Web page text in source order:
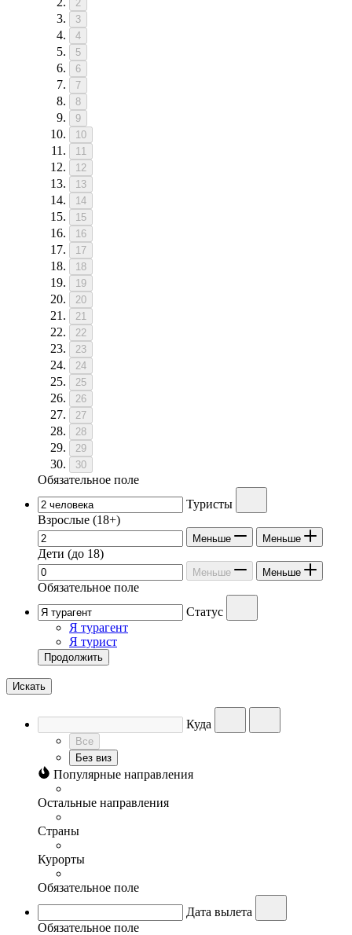
2
3
4
5
6
7
8
9
10
11
12
13
14
15
16
17
18
19
20
21
22
23
24
25
26
27
28
29
30
Обязательное поле
Туристы
Взрослые (18+)
Меньше Меньше
Дети (до 18)
Меньше Меньше
Обязательное поле
Статус
Я турагент
Я турист
Продолжить
Искать
Куда
Все
Без виз
Популярные направления
Остальные направления
Страны
Курорты
Обязательное поле
Дата вылета
Обязательное поле